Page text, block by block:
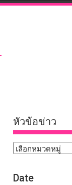
หัวข้อข่าว
หัวข้อ
Date